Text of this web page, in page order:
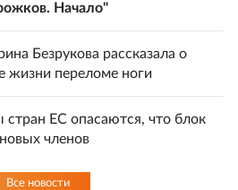
Начало"
Безрукова рассказала о
жизни переломе ноги
стран ЕС опасаются, что блок
членов
Все новости